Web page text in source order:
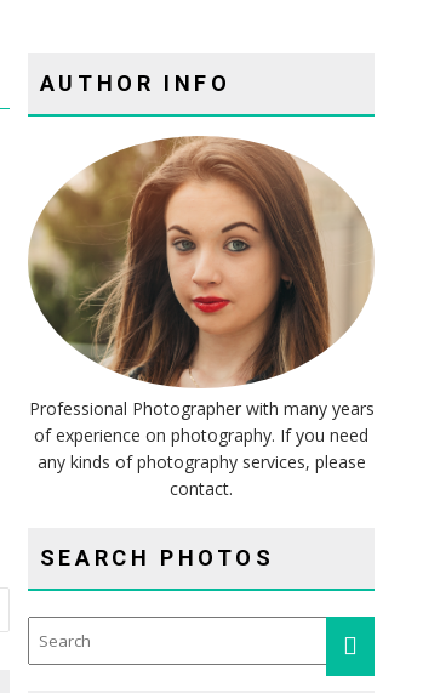
AUTHOR INFO
Professional Photographer with many years
of experience on photography. If you need
any kinds of photography services, please
contact.
SEARCH PHOTOS